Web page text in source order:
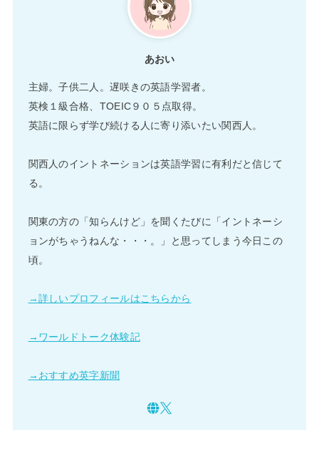
あおい
主婦。子供二人。遅咲きの英語学習者。
英検１級合格、TOEIC９０５点取得。
英語に限らず学び続ける人に寄り添いたい関西人。
関西人のイントネーションは英語学習に有利だと信じて
る。
関東の方の「知らんけど」を聞くたびに「イントネーシ
ョンがちゃうねんな・・・。」と思ってしまう今日この
頃。
→詳しいプロフィールはこちらから
→ワールドトーク体験記
→おすすめ英字新聞